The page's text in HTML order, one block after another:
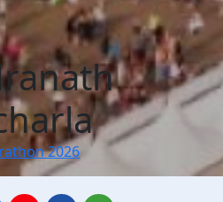
2026